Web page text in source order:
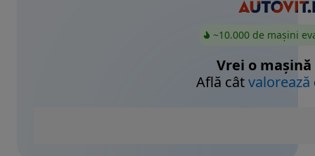
~10.000 de mașini
Vrei o mașină
Află câtvalorează